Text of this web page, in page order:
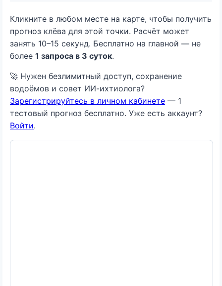
Кликните в любом месте на карте, чтобы получить
прогноз клёва для этой точки. Расчёт может
занять 10–15 секунд. Бесплатно на главной — не
более 1 запроса в 3 суток.
🚀 Нужен безлимитный доступ, сохранение
водоёмов и совет ИИ-ихтиолога?
Зарегистрируйтесь в личном кабинете — 1
тестовый прогноз бесплатно. Уже есть аккаунт?
Войти.